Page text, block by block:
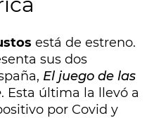
está de estreno.
sus dos
El juego de las
. Esta última la llevó a
por Covid y